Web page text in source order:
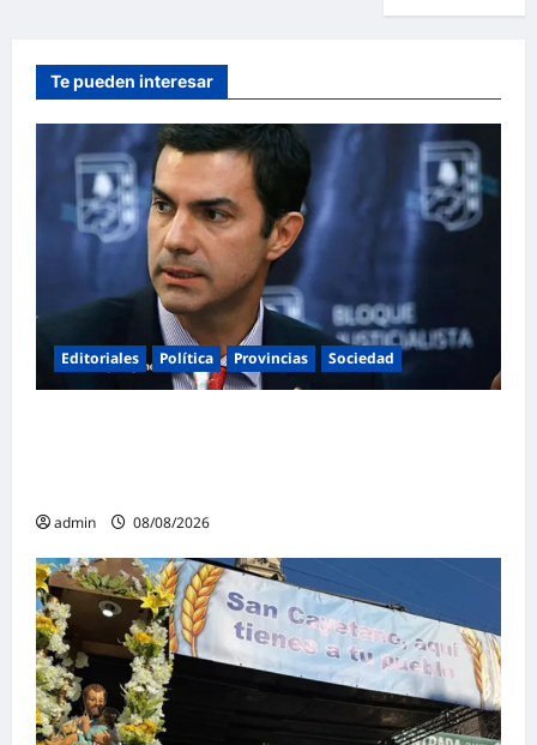
Te pueden interesar
Editoriales Política Provincias Sociedad
admin 08/08/2026